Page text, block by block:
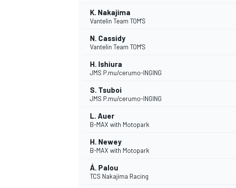
K. Nakajima
Vantelin Team TOM'S
N. Cassidy
Vantelin Team TOM'S
H. Ishiura
JMS P.mu/cerumo-INGING
S. Tsuboi
JMS P.mu/cerumo-INGING
L. Auer
B-MAX with Motopark
H. Newey
B-MAX with Motopark
Á. Palou
TCS Nakajima Racing